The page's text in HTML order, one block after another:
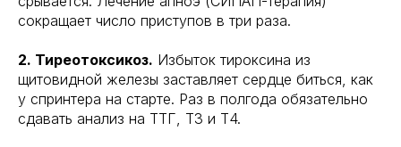
сокращает число приступов в три раза.
2. Тиреотоксикоз. Избыток тироксина из
щитовидной железы заставляет сердце биться, как
у спринтера на старте. Раз в полгода обязательно
сдавать анализ на ТТГ, Т3 и Т4.